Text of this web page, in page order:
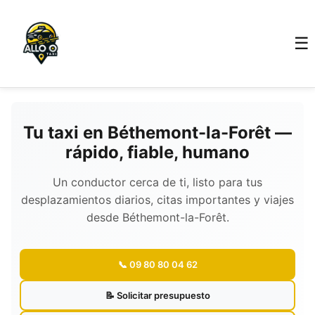
☰
Tu taxi en Béthemont-la-Forêt —
rápido, fiable, humano
Un conductor cerca de ti, listo para tus
desplazamientos diarios, citas importantes y viajes
desde Béthemont-la-Forêt.
📞 09 80 80 04 62
📝 Solicitar presupuesto